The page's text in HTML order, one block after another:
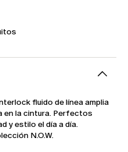
fluido de línea amplia
en la cintura. Perfectos
y estilo el día a día.
N.O.W.